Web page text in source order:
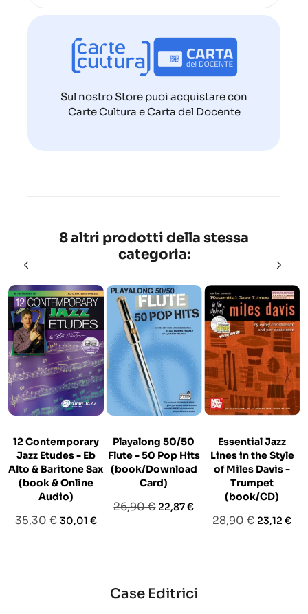
Sul nostro Store puoi acquistare con
Carte Cultura e Carta del Docente
8 altri prodotti della stessa
categoria:
12 Contemporary
Jazz Etudes - Eb
Alto & Baritone Sax
(book & Online
Audio)
Prezzo
35,30 € Prezzo
30,01 €
Playalong 50/50
Flute - 50 Pop Hits
(book/Download
Card)
Prezzo
26,90 € Prezzo
22,87 €
Essential Jazz
Lines in the Style
of Miles Davis -
Trumpet
(book/CD)
Prezzo
28,90 € Prezzo
23,12 €
Case Editrici